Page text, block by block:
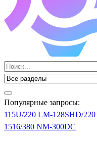
Популярные запросы:
115U/220 LM-128SHD/220
1516/380 NM-300DC